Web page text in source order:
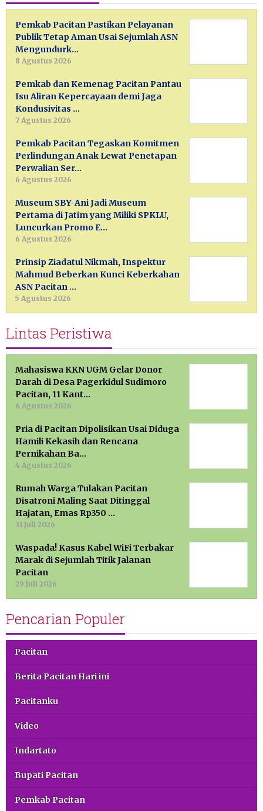
Pemkab Pacitan Pastikan Pelayanan
Publik Tetap Aman Usai Sejumlah ASN
Mengundurk…
8 Agustus 2026
Pemkab dan Kemenag Pacitan Pantau
Isu Aliran Kepercayaan demi Jaga
Kondusivitas …
7 Agustus 2026
Pemkab Pacitan Tegaskan Komitmen
Perlindungan Anak Lewat Penetapan
Perwalian Ser…
6 Agustus 2026
Museum SBY-Ani Jadi Museum
Pertama di Jatim yang Miliki SPKLU,
Luncurkan Promo E…
6 Agustus 2026
Prinsip Ziadatul Nikmah, Inspektur
Mahmud Beberkan Kunci Keberkahan
ASN Pacitan …
5 Agustus 2026
Lintas Peristiwa
Mahasiswa KKN UGM Gelar Donor
Darah di Desa Pagerkidul Sudimoro
Pacitan, 11 Kant…
6 Agustus 2026
Pria di Pacitan Dipolisikan Usai Diduga
Hamili Kekasih dan Rencana
Pernikahan Ba…
4 Agustus 2026
Rumah Warga Tulakan Pacitan
Disatroni Maling Saat Ditinggal
Hajatan, Emas Rp350 …
31 Juli 2026
Waspada! Kasus Kabel WiFi Terbakar
Marak di Sejumlah Titik Jalanan
Pacitan
29 Juli 2026
Pencarian Populer
Pacitan
Berita Pacitan Hari ini
Pacitanku
Video
Indartato
Bupati Pacitan
Pemkab Pacitan